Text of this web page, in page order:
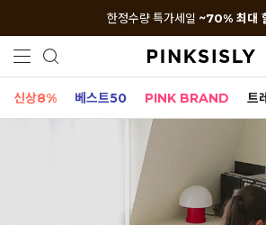
한정수량 특가세일 ~70% 최대
신상8% 베스트50 PINK BRAND 트